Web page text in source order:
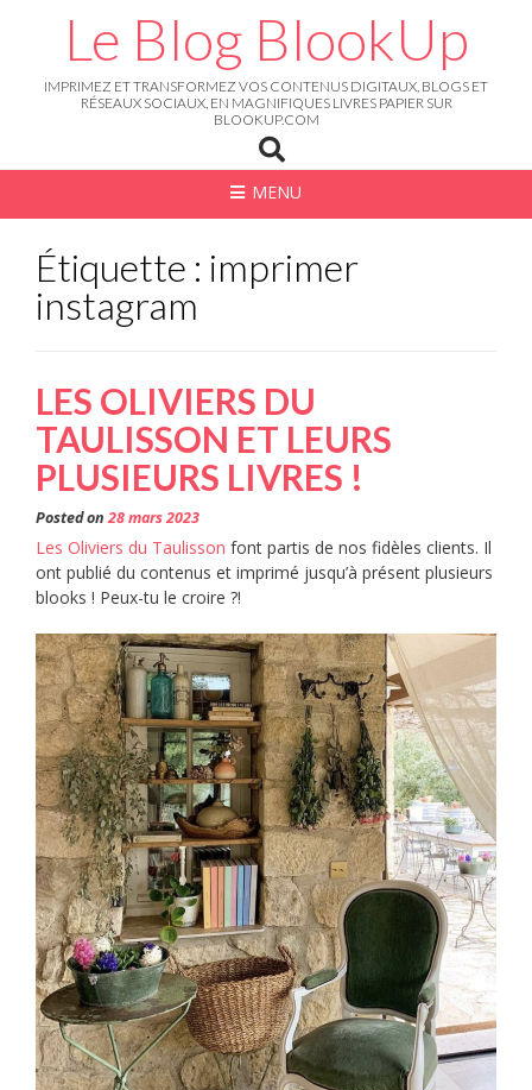
Le Blog BlookUp
IMPRIMEZ ET TRANSFORMEZ VOS CONTENUS DIGITAUX, BLOGS ET
RÉSEAUX SOCIAUX, EN MAGNIFIQUES LIVRES PAPIER SUR
BLOOKUP.COM
MENU
Étiquette : imprimer
instagram
LES OLIVIERS DU
TAULISSON ET LEURS
PLUSIEURS LIVRES !
Posted on28 mars 2023
Les Oliviers du Taulisson font partis de nos fidèles clients. Il
ont publié du contenus et imprimé jusqu’à présent plusieurs
blooks ! Peux-tu le croire ?!